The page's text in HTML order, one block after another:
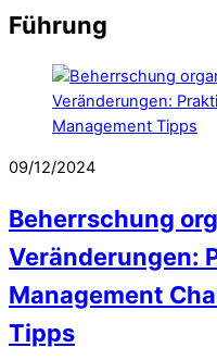
Führung
09/12/2024
Beherrschung
Veränderungen:
Management
Tipps